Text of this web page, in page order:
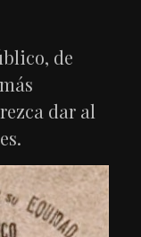
de
dar al